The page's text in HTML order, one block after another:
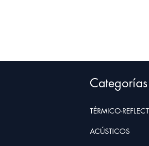
Categorías
TÉRMICO-
ACÚSTICOS